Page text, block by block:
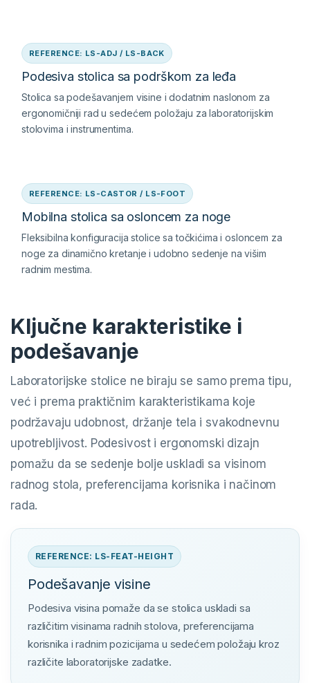
REFERENCE: LS-ADJ / LS-BACK
Podesiva stolica sa podrškom za leđa
Stolica sa podešavanjem visine i dodatnim naslonom za
ergonomičniji rad u sedećem položaju za laboratorijskim
stolovima i instrumentima.
REFERENCE: LS-CASTOR / LS-FOOT
Mobilna stolica sa osloncem za noge
Fleksibilna konfiguracija stolice sa točkićima i osloncem za
noge za dinamično kretanje i udobno sedenje na višim
radnim mestima.
Ključne karakteristike i
podešavanje
Laboratorijske stolice ne biraju se samo prema tipu,
već i prema praktičnim karakteristikama koje
podržavaju udobnost, držanje tela i svakodnevnu
upotrebljivost. Podesivost i ergonomski dizajn
pomažu da se sedenje bolje uskladi sa visinom
radnog stola, preferencijama korisnika i načinom
rada.
REFERENCE: LS-FEAT-HEIGHT
Podešavanje visine
Podesiva visina pomaže da se stolica uskladi sa
različitim visinama radnih stolova, preferencijama
korisnika i radnim pozicijama u sedećem položaju kroz
različite laboratorijske zadatke.